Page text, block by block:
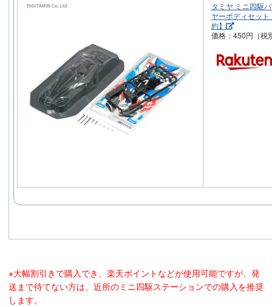
タミヤ ミニ四駆
ヤーボディセッ
約】
価格：450円（税
※大幅割引きで購入でき、楽天ポイントなどが使用可能ですが、発
送まで待てない方は、近所のミニ四駆ステーションでの購入を推奨
します。